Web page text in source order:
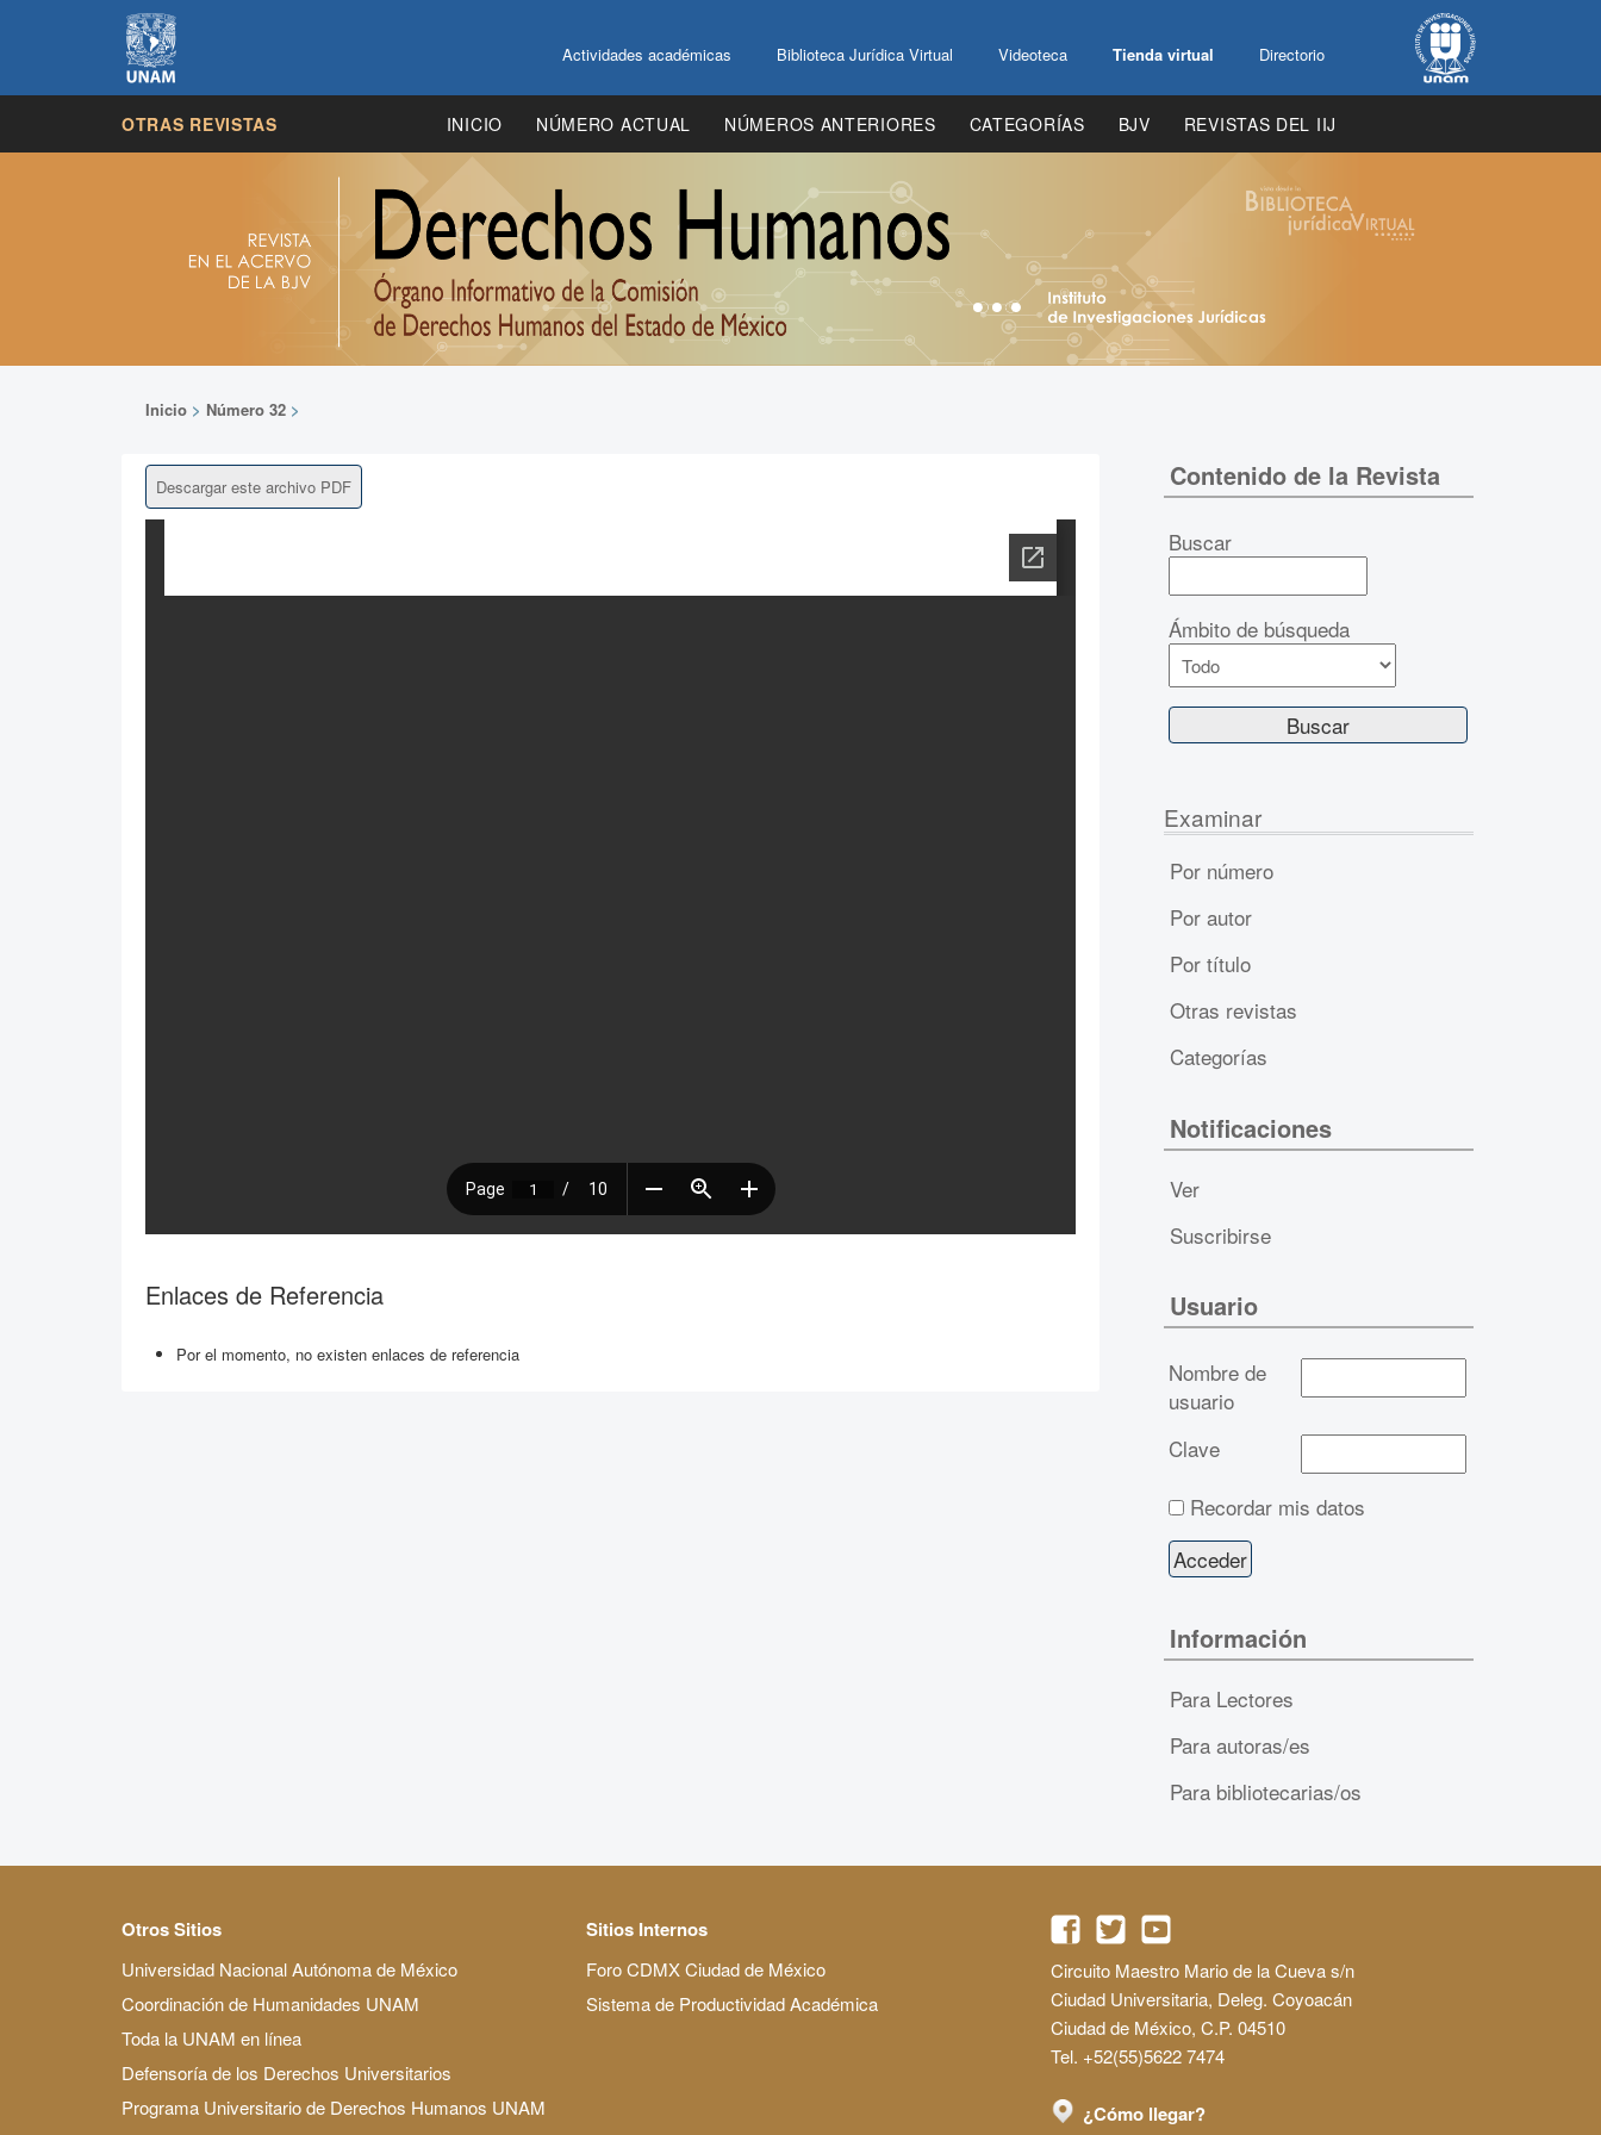
Actividades académicas Biblioteca Jurídica Virtual Videoteca Tienda virtual Directorio
OTRAS REVISTAS INICIO NÚMERO ACTUAL NÚMEROS ANTERIORES CATEGORÍAS BJV REVISTAS DEL IIJ
Inicio > Número 32 >
Descargar este archivo PDF
Enlaces de Referencia
Por el momento, no existen enlaces de referencia
Contenido de la Revista
Buscar
Ámbito de búsqueda
Examinar
Por número
Por autor
Por título
Otras revistas
Categorías
Notificaciones
Ver
Suscribirse
Usuario
Nombre de
usuario
Clave
Recordar mis datos
Información
Para Lectores
Para autoras/es
Para bibliotecarias/os
Otros Sitios
Universidad Nacional Autónoma de México
Coordinación de Humanidades UNAM
Toda la UNAM en línea
Defensoría de los Derechos Universitarios
Programa Universitario de Derechos Humanos UNAM
Sitios Internos
Foro CDMX Ciudad de México
Sistema de Productividad Académica
Circuito Maestro Mario de la Cueva s/n
Ciudad Universitaria, Deleg. Coyoacán
Ciudad de México, C.P. 04510
Tel. +52(55)5622 7474
¿Cómo llegar?